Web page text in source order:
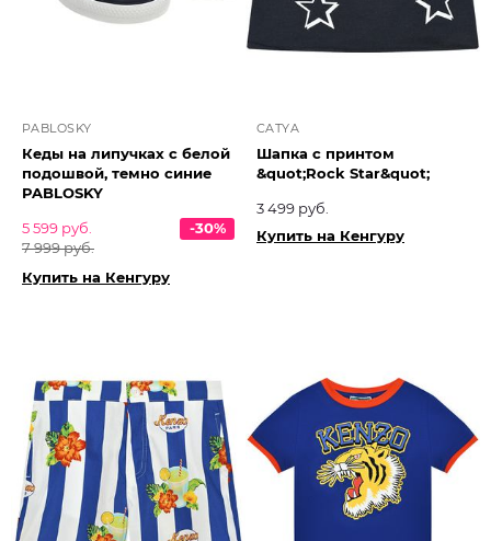
PABLOSKY
Кеды на липучках с белой
подошвой, темно синие
PABLOSKY
5 599 руб.
7 999 руб.
-30%
Купить на Кенгуру
CATYA
Шапка с принтом
&quot;Rock Star&quot;
3 499 руб.
Купить на Кенгуру